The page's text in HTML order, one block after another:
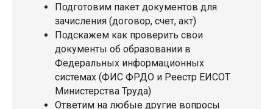
Подготовим пакет документов для
зачисления (договор, счет, акт)
Подскажем как проверить свои
документы об образовании в
Федеральных информационных
системах (ФИС ФРДО и Реестр ЕИСОТ
Министерства Труда)
Ответим на любые другие вопросы